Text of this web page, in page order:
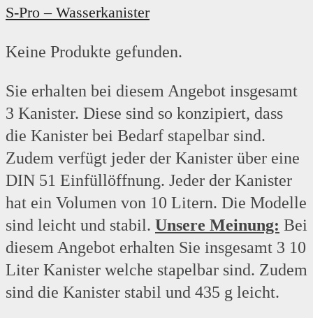
S-Pro – Wasserkanister
Keine Produkte gefunden.
Sie erhalten bei diesem Angebot insgesamt
3 Kanister. Diese sind so konzipiert, dass
die Kanister bei Bedarf stapelbar sind.
Zudem verfügt jeder der Kanister über eine
DIN 51 Einfüllöffnung. Jeder der Kanister
hat ein Volumen von 10 Litern. Die Modelle
sind leicht und stabil. Unsere Meinung: Bei
diesem Angebot erhalten Sie insgesamt 3 10
Liter Kanister welche stapelbar sind. Zudem
sind die Kanister stabil und 435 g leicht.